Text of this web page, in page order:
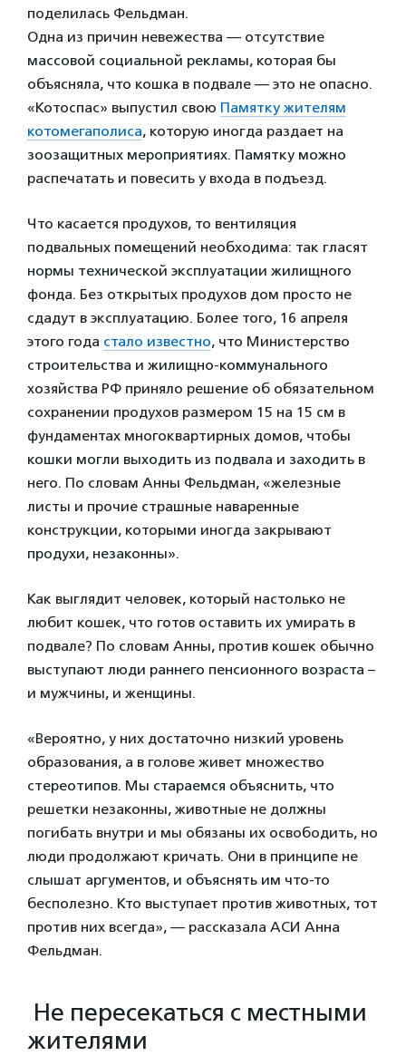
поделилась Фельдман.
Одна из причин невежества — отсутствие
массовой социальной рекламы, которая бы
объясняла, что кошка в подвале — это не опасно.
«Котоспас» выпустил свою Памятку жителям
котомегаполиса, которую иногда раздает на
зоозащитных мероприятиях. Памятку можно
распечатать и повесить у входа в подъезд.
Что касается продухов, то вентиляция
подвальных помещений необходима: так гласят
нормы технической эксплуатации жилищного
фонда. Без открытых продухов дом просто не
сдадут в эксплуатацию. Более того, 16 апреля
этого года стало известно, что Министерство
строительства и жилищно-коммунального
хозяйства РФ приняло решение об обязательном
сохранении продухов размером 15 на 15 см в
фундаментах многоквартирных домов, чтобы
кошки могли выходить из подвала и заходить в
него. По словам Анны Фельдман, «железные
листы и прочие страшные наваренные
конструкции, которыми иногда закрывают
продухи, незаконны».
Как выглядит человек, который настолько не
любит кошек, что готов оставить их умирать в
подвале? По словам Анны, против кошек обычно
выступают люди раннего пенсионного возраста –
и мужчины, и женщины.
«Вероятно, у них достаточно низкий уровень
образования, а в голове живет множество
стереотипов. Мы стараемся объяснить, что
решетки незаконны, животные не должны
погибать внутри и мы обязаны их освободить, но
люди продолжают кричать. Они в принципе не
слышат аргументов, и объяснять им что-то
бесполезно. Кто выступает против животных, тот
против них всегда», — рассказала АСИ Анна
Фельдман.
Не пересекаться с местными
жителями